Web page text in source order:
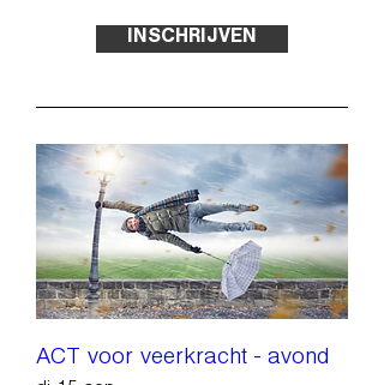
INSCHRIJVEN
ACT voor veerkracht - avond